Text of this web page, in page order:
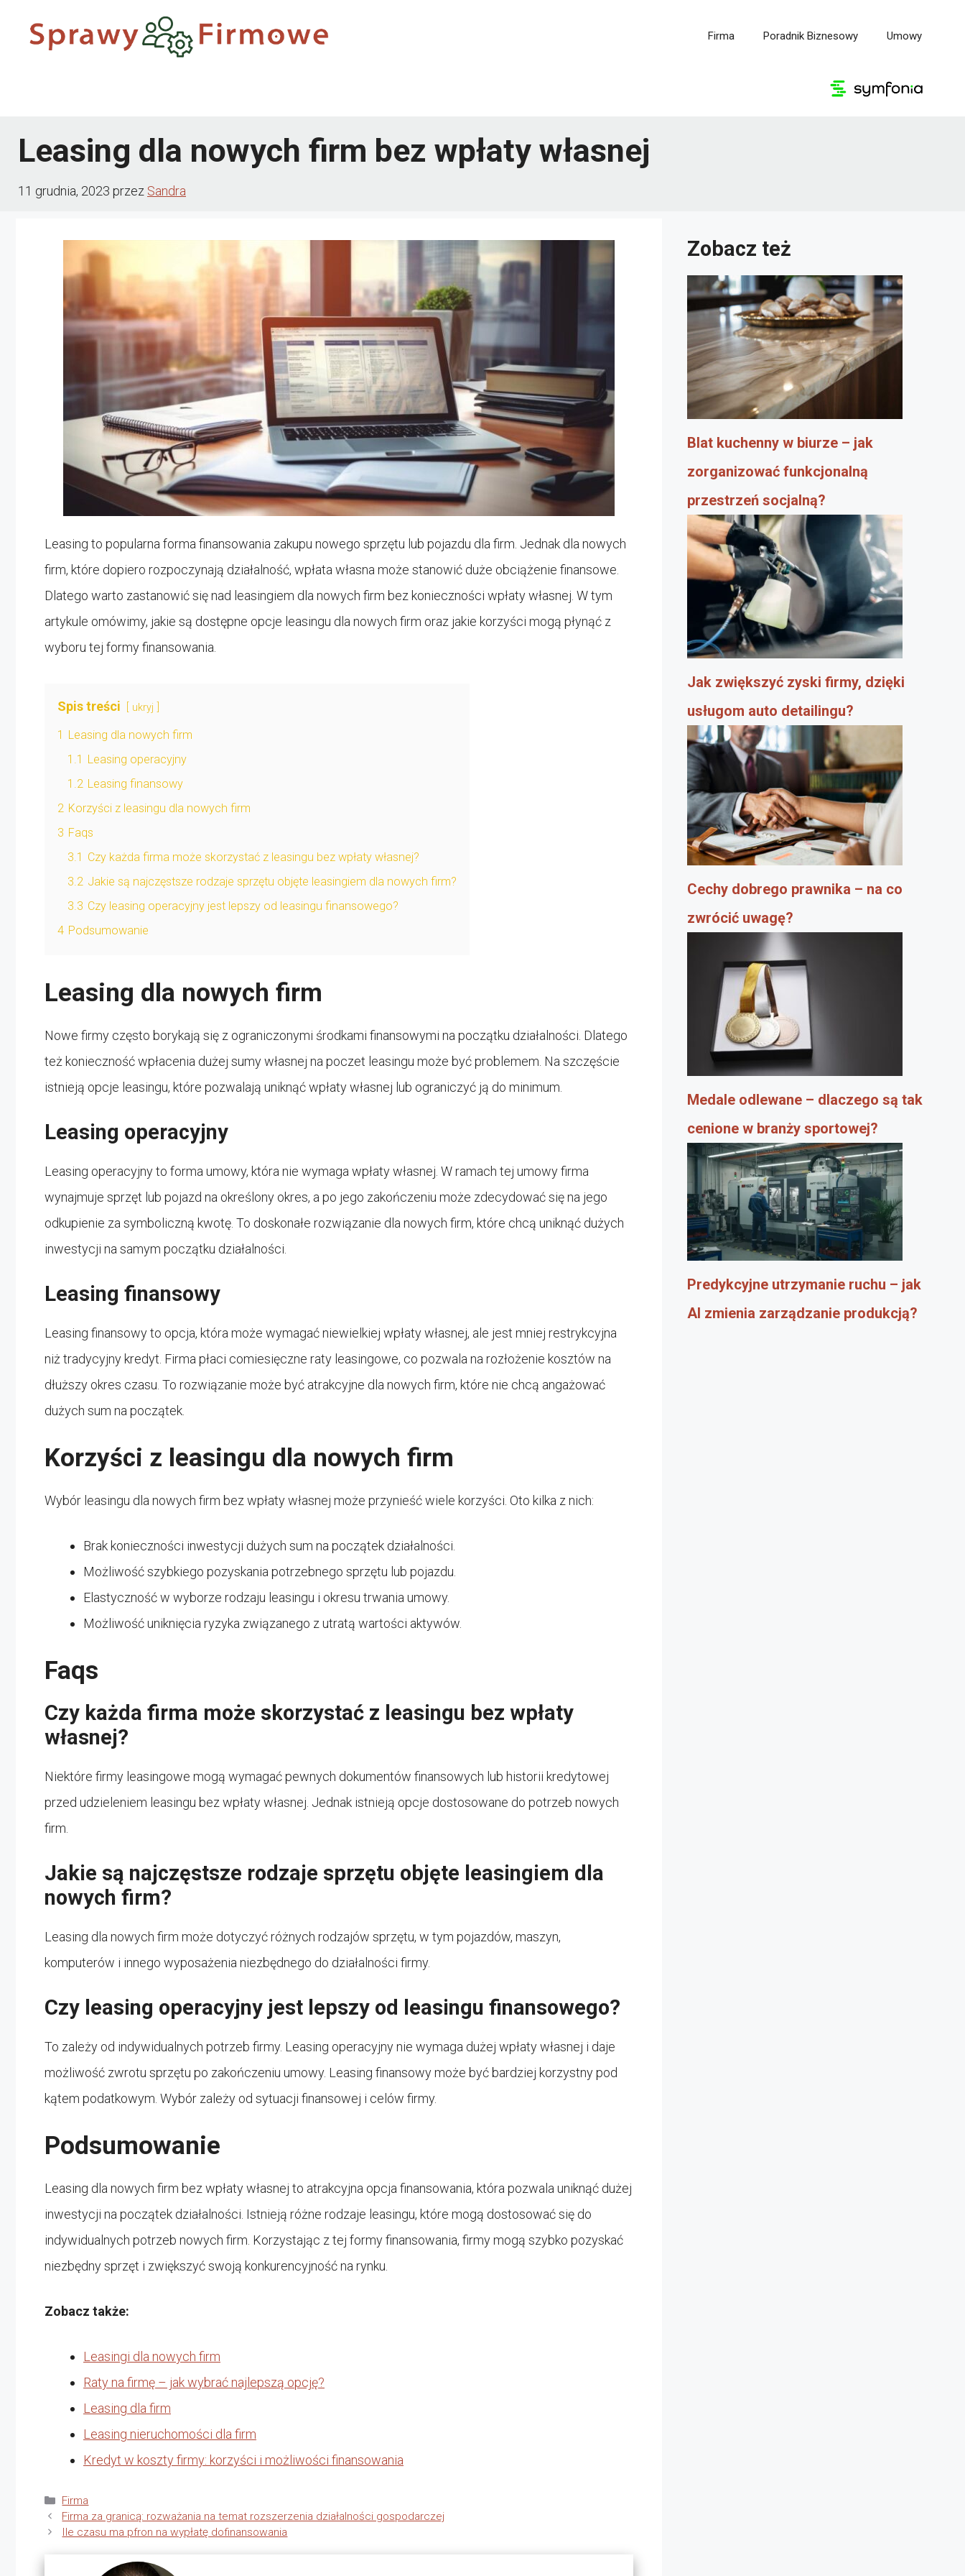
Firma Poradnik Biznesowy Umowy
Leasing dla nowych firm bez wpłaty własnej
11 grudnia, 2023 przez Sandra
Leasing to popularna forma finansowania zakupu nowego sprzętu lub pojazdu dla firm. Jednak dla nowych
firm, które dopiero rozpoczynają działalność, wpłata własna może stanowić duże obciążenie finansowe.
Dlatego warto zastanowić się nad leasingiem dla nowych firm bez konieczności wpłaty własnej. W tym
artykule omówimy, jakie są dostępne opcje leasingu dla nowych firm oraz jakie korzyści mogą płynąć z
wyboru tej formy finansowania.
Spis treści ukryj
1
Leasing dla nowych firm
1.1
Leasing operacyjny
1.2 Leasing finansowy
2 Korzyści z leasingu dla nowych firm
3 Faqs
3.1 Czy każda firma może skorzystać z leasingu bez wpłaty własnej?
3.2 Jakie są najczęstsze rodzaje sprzętu objęte leasingiem dla nowych firm?
3.3 Czy leasing operacyjny jest lepszy od leasingu finansowego?
4 Podsumowanie
Leasing dla nowych firm
Nowe firmy często borykają się z ograniczonymi środkami finansowymi na początku działalności. Dlatego
też konieczność wpłacenia dużej sumy własnej na poczet leasingu może być problemem. Na szczęście
istnieją opcje leasingu, które pozwalają uniknąć wpłaty własnej lub ograniczyć ją do minimum.
Leasing operacyjny
Leasing operacyjny to forma umowy, która nie wymaga wpłaty własnej. W ramach tej umowy firma
wynajmuje sprzęt lub pojazd na określony okres, a po jego zakończeniu może zdecydować się na jego
odkupienie za symboliczną kwotę. To doskonałe rozwiązanie dla nowych firm, które chcą uniknąć dużych
inwestycji na samym początku działalności.
Leasing finansowy
Leasing finansowy to opcja, która może wymagać niewielkiej wpłaty własnej, ale jest mniej restrykcyjna
niż tradycyjny kredyt. Firma płaci comiesięczne raty leasingowe, co pozwala na rozłożenie kosztów na
dłuższy okres czasu. To rozwiązanie może być atrakcyjne dla nowych firm, które nie chcą angażować
dużych sum na początek.
Korzyści z leasingu dla nowych firm
Wybór leasingu dla nowych firm bez wpłaty własnej może przynieść wiele korzyści. Oto kilka z nich:
Brak konieczności inwestycji dużych sum na początek działalności.
Możliwość szybkiego pozyskania potrzebnego sprzętu lub pojazdu.
Elastyczność w wyborze rodzaju leasingu i okresu trwania umowy.
Możliwość uniknięcia ryzyka związanego z utratą wartości aktywów.
Faqs
Czy każda firma może skorzystać z leasingu bez wpłaty
własnej?
Niektóre firmy leasingowe mogą wymagać pewnych dokumentów finansowych lub historii kredytowej
przed udzieleniem leasingu bez wpłaty własnej. Jednak istnieją opcje dostosowane do potrzeb nowych
firm.
Jakie są najczęstsze rodzaje sprzętu objęte leasingiem dla
nowych firm?
Leasing dla nowych firm może dotyczyć różnych rodzajów sprzętu, w tym pojazdów, maszyn,
komputerów i innego wyposażenia niezbędnego do działalności firmy.
Czy leasing operacyjny jest lepszy od leasingu finansowego?
To zależy od indywidualnych potrzeb firmy. Leasing operacyjny nie wymaga dużej wpłaty własnej i daje
możliwość zwrotu sprzętu po zakończeniu umowy. Leasing finansowy może być bardziej korzystny pod
kątem podatkowym. Wybór zależy od sytuacji finansowej i celów firmy.
Podsumowanie
Leasing dla nowych firm bez wpłaty własnej to atrakcyjna opcja finansowania, która pozwala uniknąć dużej
inwestycji na początek działalności. Istnieją różne rodzaje leasingu, które mogą dostosować się do
indywidualnych potrzeb nowych firm. Korzystając z tej formy finansowania, firmy mogą szybko pozyskać
niezbędny sprzęt i zwiększyć swoją konkurencyjność na rynku.
Zobacz także:
Leasingi dla nowych firm
Raty na firmę – jak wybrać najlepszą opcję?
Leasing dla firm
Leasing nieruchomości dla firm
Kredyt w koszty firmy: korzyści i możliwości finansowania
Kategorie
Firma
Firma za granicą: rozważania na temat rozszerzenia działalności gospodarczej
Ile czasu ma pfron na wypłatę dofinansowania
Zobacz też
Blat kuchenny w biurze – jak
zorganizować funkcjonalną
przestrzeń socjalną?
Jak zwiększyć zyski firmy, dzięki
usługom auto detailingu?
Cechy dobrego prawnika – na co
zwrócić uwagę?
Medale odlewane – dlaczego są tak
cenione w branży sportowej?
Predykcyjne utrzymanie ruchu – jak
AI zmienia zarządzanie produkcją?